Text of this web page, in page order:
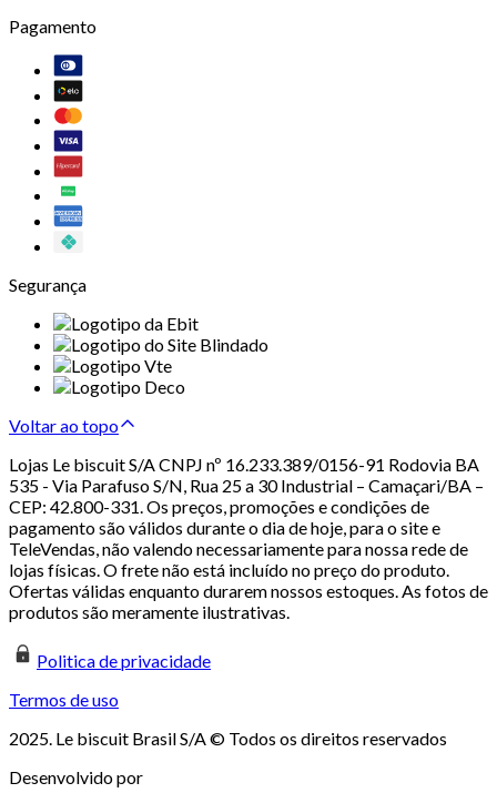
Pagamento
Segurança
Voltar ao topo
Lojas Le biscuit S/A CNPJ nº 16.233.389/0156-91 Rodovia BA
535 - Via Parafuso S/N, Rua 25 a 30 Industrial – Camaçari/BA –
CEP: 42.800-331. Os preços, promoções e condições de
pagamento são válidos durante o dia de hoje, para o site e
TeleVendas, não valendo necessariamente para nossa rede de
lojas físicas. O frete não está incluído no preço do produto.
Ofertas válidas enquanto durarem nossos estoques. As fotos de
produtos são meramente ilustrativas.
Politica de privacidade
Termos de uso
2025. Le biscuit Brasil S/A © Todos os direitos reservados
Desenvolvido por